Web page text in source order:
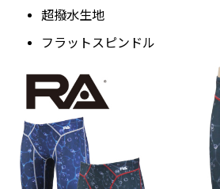
超撥水生地
フラットスピンドル